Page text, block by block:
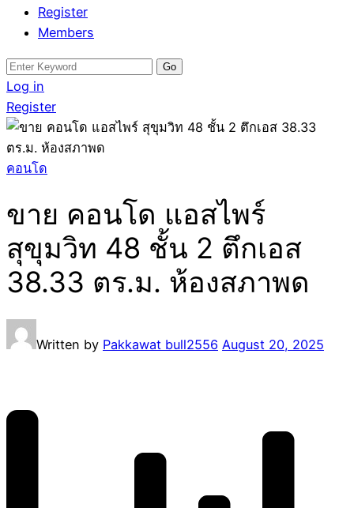
Register
Members
Search
for:
Log in
Register
คอนโด
ขาย คอนโด แอสไพร์
สุขุมวิท 48 ชั้น 2 ตึกเอส
38.33 ตร.ม. ห้องสภาพด
Written by Pakkawat bull2556 August 20, 2025